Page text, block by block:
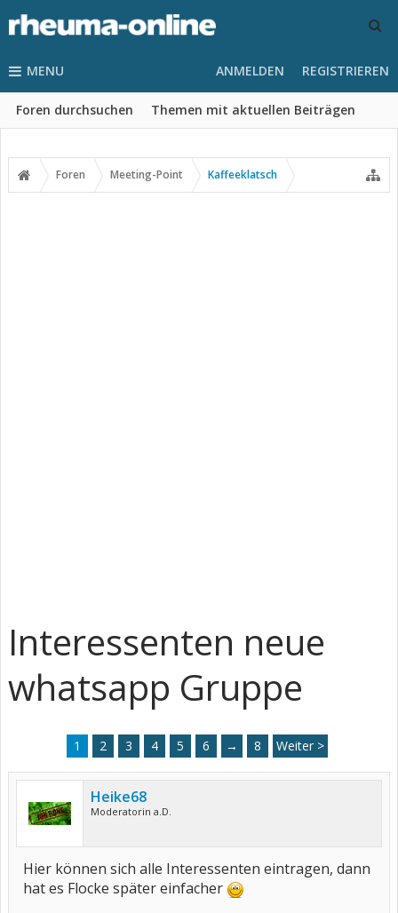
MENU
Foren durchsuchen Themen mit aktuellen Beiträgen
ANMELDEN REGISTRIEREN
Foren Meeting-Point Kaffeeklatsch
Interessenten neue
whatsapp Gruppe
1 2 3 4 5 6 → 8 Weiter >
Heike68
Moderatorin a.D.
Hier können sich alle Interessenten eintragen, dann
hat es Flocke später einfacher